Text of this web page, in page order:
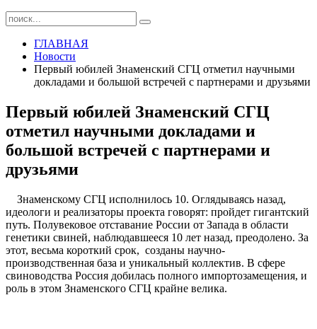
ГЛАВНАЯ
Новости
Первый юбилей Знаменский СГЦ отметил научными
докладами и большой встречей с партнерами и друзьями
Первый юбилей Знаменский СГЦ
отметил научными докладами и
большой встречей с партнерами и
друзьями
Знаменскому СГЦ исполнилось 10. Оглядываясь назад,
идеологи и реализаторы проекта говорят: пройдет гигантский
путь. Полувековое отставание России от Запада в области
генетики свиней, наблюдавшееся 10 лет назад, преодолено. За
этот, весьма короткий срок, созданы научно-
производственная база и уникальный коллектив. В сфере
свиноводства Россия добилась полного импортозамещения, и
роль в этом Знаменского СГЦ крайне велика.